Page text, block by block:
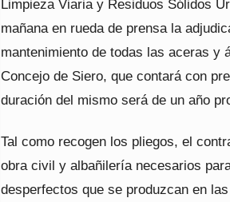
Limpieza Viaria y Residuos Sólidos
mañana en rueda de prensa la
mantenimiento de todas las aceras y
Concejo de Siero, que contará con
duración del mismo será de un año
Tal como recogen los pliegos, el
obra civil y albañilería necesarios
desperfectos que se produzcan en